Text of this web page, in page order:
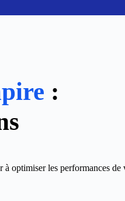
:
à optimiser les performances de